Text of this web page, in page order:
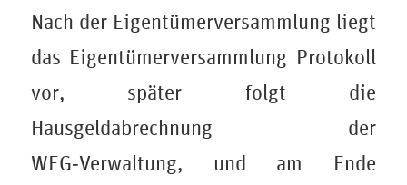
Nach der Eigentümerversammlung liegt
das Eigentümerversammlung Protokoll
vor, später folgt die
Hausgeldabrechnung der
WEG‑Verwaltung, und am Ende